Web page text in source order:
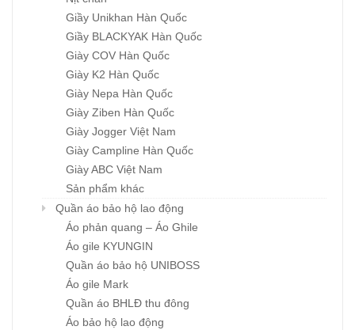
Giầy Unikhan Hàn Quốc
Giầy BLACKYAK Hàn Quốc
Giày COV Hàn Quốc
Giày K2 Hàn Quốc
Giày Nepa Hàn Quốc
Giày Ziben Hàn Quốc
Giày Jogger Việt Nam
Giày Campline Hàn Quốc
Giày ABC Việt Nam
Sản phẩm khác
Quần áo bảo hộ lao động
Áo phản quang – Áo Ghile
Áo gile KYUNGIN
Quần áo bảo hộ UNIBOSS
Áo gile Mark
Quần áo BHLĐ thu đông
Áo bảo hộ lao động